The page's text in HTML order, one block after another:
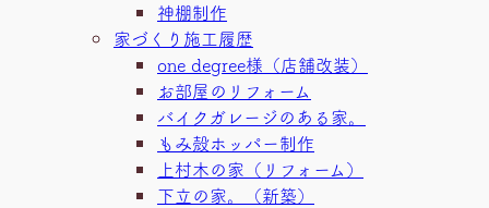
神棚制作
家づくり施工履歴
one degree様（店舗改装）
お部屋のリフォーム
バイクガレージのある家。
もみ殻ホッパー制作
上村木の家（リフォーム）
下立の家。（新築）